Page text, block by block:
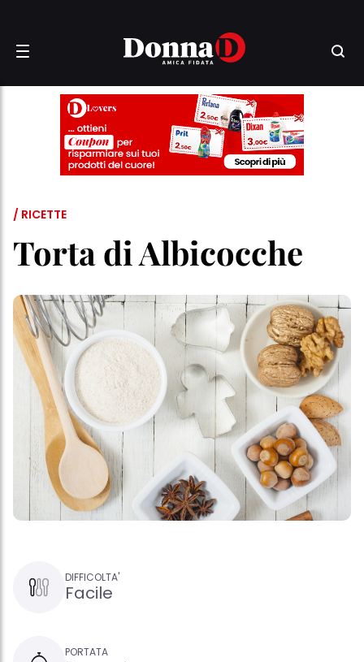
/ RICETTE
Torta di Albicocche
DIFFICOLTA'
Facile
PORTATA